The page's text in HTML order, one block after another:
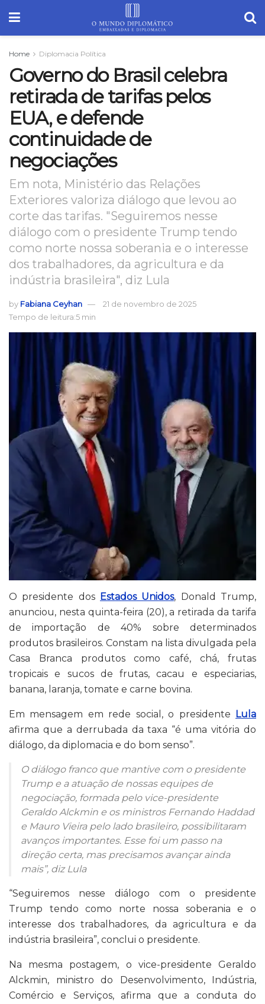
Home Diplomacia Política
Governo do Brasil celebra
retirada de tarifas pelos
EUA, e defende
continuidade de
negociações
Em nota, Ministério das Relações
Exteriores valoriza diálogo que levou ao
corte das tarifas. "Seguiremos nesse
diálogo com o presidente Trump tendo
como norte nossa soberania e o interesse
dos trabalhadores, da agricultura e da
indústria brasileira", diz Lula
by Fabiana Ceyhan
21 de novembro de 2025
Tempo de leitura:5 min
O presidente dos Estados Unidos, Donald Trump,
anunciou, nesta quinta-feira (20), a retirada da tarifa
de importação de 40% sobre determinados
produtos brasileiros. Constam na lista divulgada pela
Casa Branca produtos como café, chá, frutas
tropicais e sucos de frutas, cacau e especiarias,
banana, laranja, tomate e carne bovina.
Em mensagem em rede social, o presidente Lula
afirma que a derrubada da taxa “é uma vitória do
diálogo, da diplomacia e do bom senso”.
O diálogo franco que mantive com o presidente
Trump e a atuação de nossas equipes de
negociação, formada pelo vice-presidente
Geraldo Alckmin e os ministros Fernando Haddad
e Mauro Vieira pelo lado brasileiro, possibilitaram
avanços importantes. Esse foi um passo na
direção certa, mas precisamos avançar ainda
mais”, diz Lula
“Seguiremos nesse diálogo com o presidente
Trump tendo como norte nossa soberania e o
interesse dos trabalhadores, da agricultura e da
indústria brasileira”, conclui o presidente.
Na mesma postagem, o vice-presidente Geraldo
Alckmin, ministro do Desenvolvimento, Indústria,
Comércio e Serviços, afirma que a conduta do